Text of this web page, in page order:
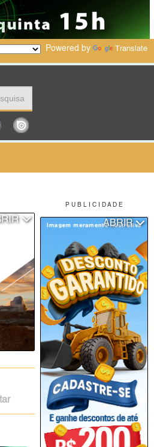
P U B L I C I D A D E
ABRIR
Powered by Translate